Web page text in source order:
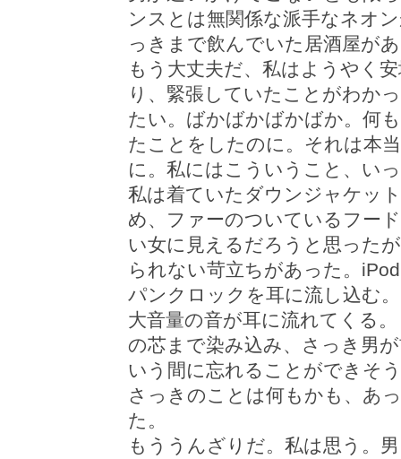
ンスとは無関係な派手なネオ
っきまで飲んでいた居酒屋が
もう大丈夫だ、私はようやく
り、緊張していたことがわか
たい。ばかばかばかばか。何
たことをしたのに。それは本
に。私にはこういうこと、い
私は着ていたダウンジャケッ
め、ファーのついているフー
い女に見えるだろうと思った
られない苛立ちがあった。
パンクロックを耳に流し込む。
大音量の音が耳に流れてくる
の芯まで染み込み、さっき男
いう間に忘れることができそ
さっきのことは何もかも、あ
た。
もううんざりだ。私は思う。